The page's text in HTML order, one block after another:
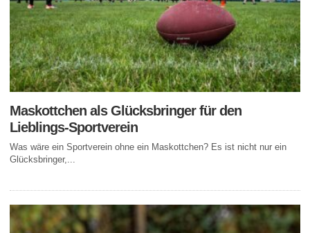
Maskottchen als Glücksbringer für den
Lieblings-Sportverein
Was wäre ein Sportverein ohne ein Maskottchen? Es ist nicht nur ein
Glücksbringer,...